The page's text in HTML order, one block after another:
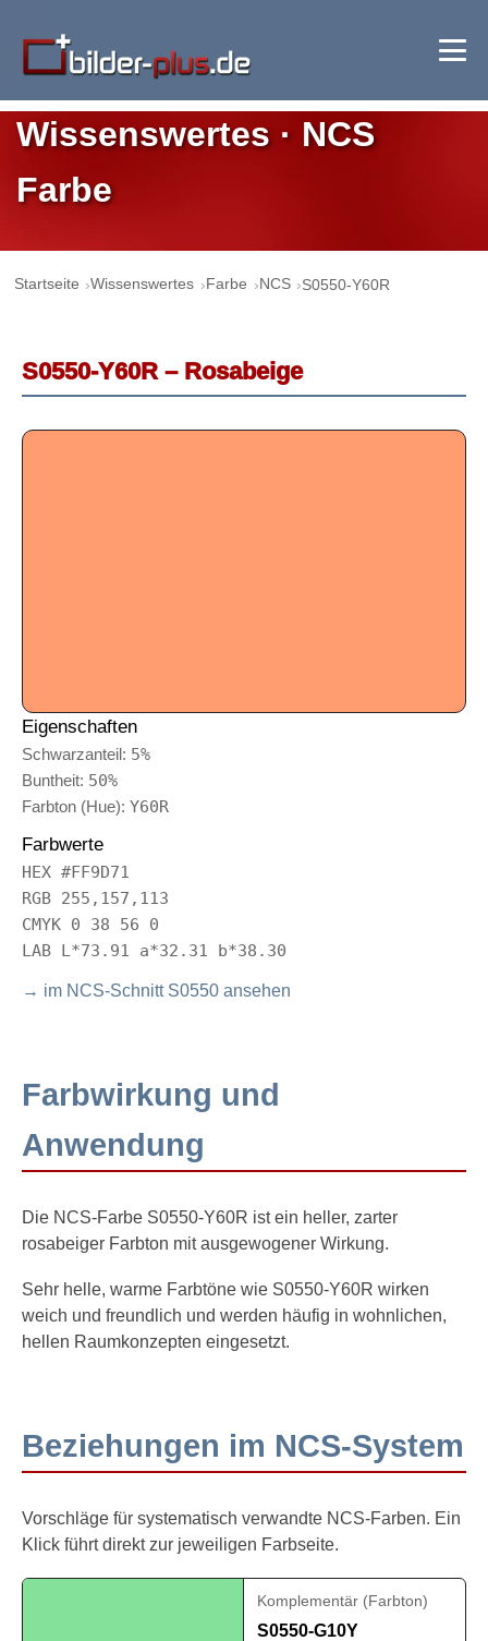
Wissenswertes · NCS
Farbe
Startseite Wissenswertes Farbe NCS S0550-Y60R
S0550-Y60R – Rosabeige
Eigenschaften
Schwarzanteil: 5%
Buntheit: 50%
Farbton (Hue): Y60R
Farbwerte
HEX #FF9D71
RGB 255,157,113
CMYK 0 38 56 0
LAB L*73.91 a*32.31 b*38.30
→ im NCS-Schnitt S0550 ansehen
Farbwirkung und
Anwendung
Die NCS-Farbe S0550-Y60R ist ein heller, zarter
rosabeiger Farbton mit ausgewogener Wirkung.
Sehr helle, warme Farbtöne wie S0550-Y60R wirken
weich und freundlich und werden häufig in wohnlichen,
hellen Raumkonzepten eingesetzt.
Beziehungen im NCS-System
Vorschläge für systematisch verwandte NCS-Farben. Ein
Klick führt direkt zur jeweiligen Farbseite.
Komplementär (Farbton)
S0550-G10Y